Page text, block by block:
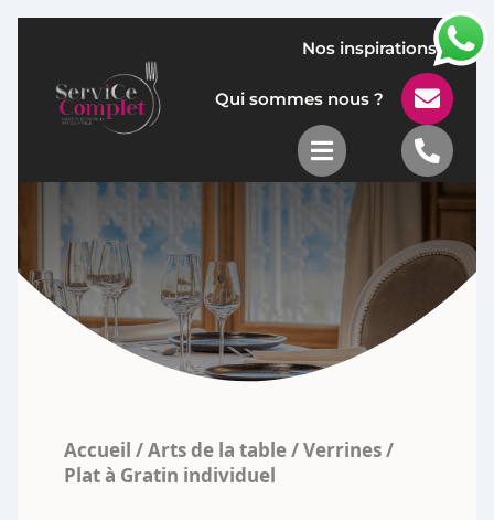
Nos inspirations
Qui sommes nous ? 
 
Accueil /Arts de la table/Verrines/
Plat à Gratin individuel